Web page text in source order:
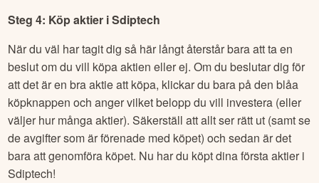
Steg 4: Köp aktier iSdiptech
När du väl har tagit dig så här långt återstår bara att ta en
beslut om du vill köpa aktien eller ej. Om du beslutar dig för
att det är en bra aktie att köpa, klickar du bara på den blåa
köpknappen och anger vilket belopp du vill investera (eller
väljer hur många aktier). Säkerställ att allt ser rätt ut (samt se
de avgifter som är förenade med köpet) och sedan är det
bara att genomföra köpet. Nu har du köpt dina första aktier i
Sdiptech!